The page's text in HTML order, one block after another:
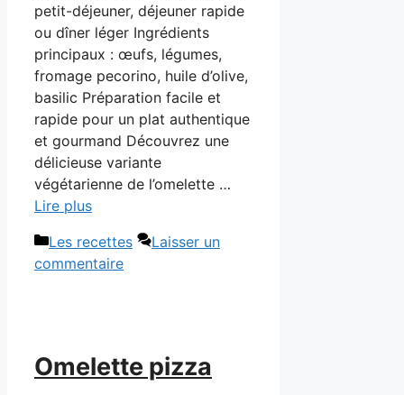
petit-déjeuner, déjeuner rapide
ou dîner léger Ingrédients
principaux : œufs, légumes,
fromage pecorino, huile d’olive,
basilic Préparation facile et
rapide pour un plat authentique
et gourmand Découvrez une
délicieuse variante
végétarienne de l’omelette …
Lire plus
Catégories
Les recettes
Laisser un
commentaire
Omelette pizza